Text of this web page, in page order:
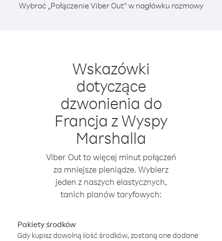
Wybrać „Połączenie Viber Out” w nagłówku rozmowy
Wskazówki
dotyczące
dzwonienia do
Francja z Wyspy
Marshalla
Viber Out to więcej minut połączeń
za mniejsze pieniądze. Wybierz
jeden z naszych elastycznych,
tanich planów taryfowych:
Pakiety środków
Gdy kupisz dowolną ilość środków, zostaną one dodane